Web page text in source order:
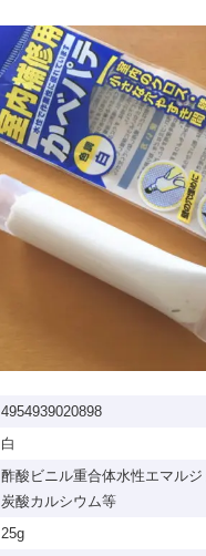
4954939020898
白
酢酸ビニル重合体水性エマルジ
炭酸カルシウム等
25g